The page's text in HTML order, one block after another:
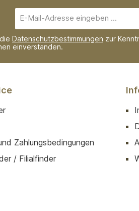
Mail-
Adresse*
Datenschutzbestimmungen zur
einverstanden.
Zahlungsbedingungen
/ Filialfinder